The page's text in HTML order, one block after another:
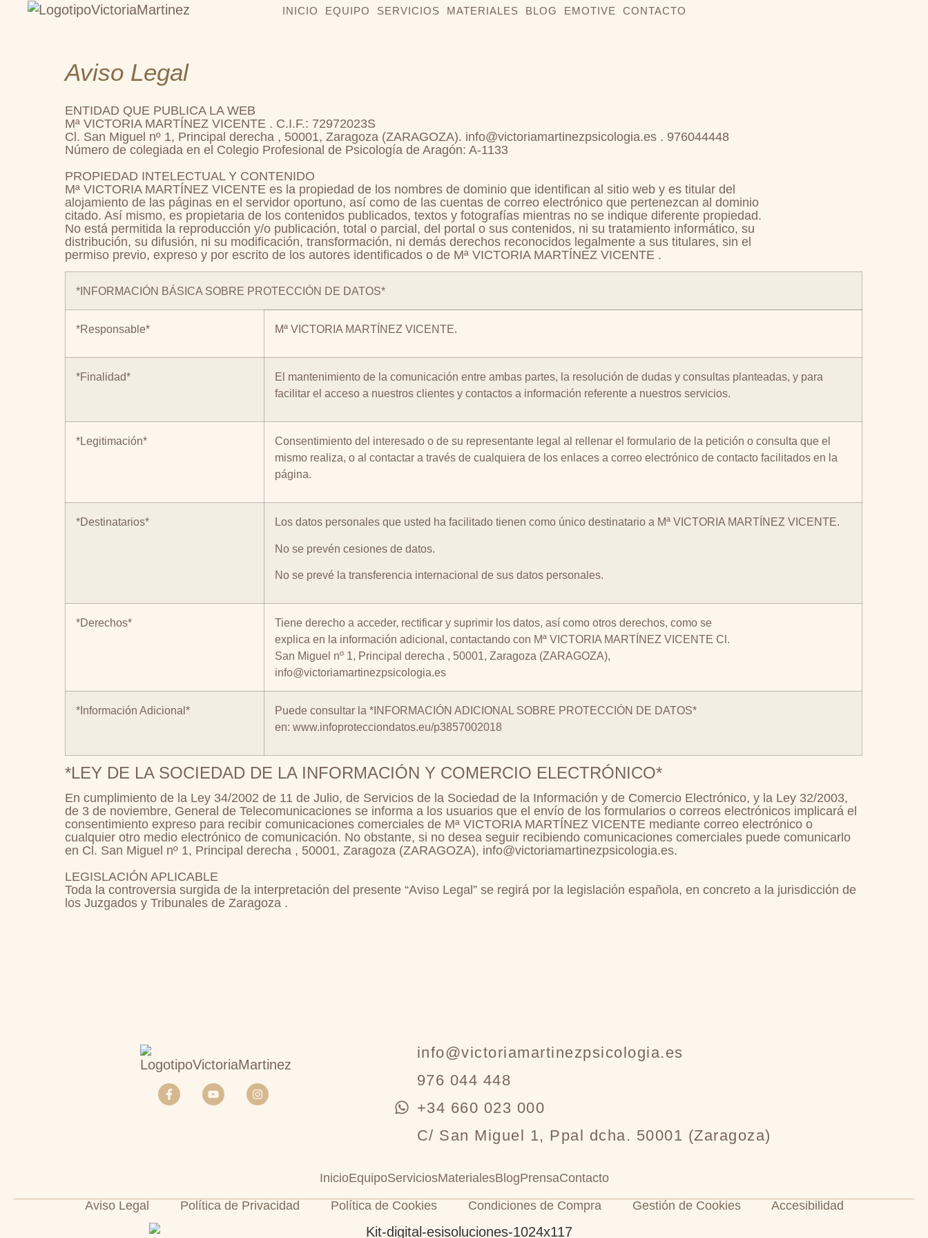
INICIO EQUIPO SERVICIOS MATERIALES BLOG EMOTIVE CONTACTO
Aviso Legal
ENTIDAD QUE PUBLICA LA WEB
Mª VICTORIA MARTÍNEZ VICENTE . C.I.F.: 72972023S
Cl. San Miguel nº 1, Principal derecha , 50001, Zaragoza (ZARAGOZA). info@victoriamartinezpsicologia.es . 976044448
Número de colegiada en el Colegio Profesional de Psicología de Aragón: A-1133
PROPIEDAD INTELECTUAL Y CONTENIDO
Mª VICTORIA MARTÍNEZ VICENTE es la propiedad de los nombres de dominio que identifican al sitio web y es titular del
alojamiento de las páginas en el servidor oportuno, así como de las cuentas de correo electrónico que pertenezcan al dominio
citado. Así mismo, es propietaria de los contenidos publicados, textos y fotografías mientras no se indique diferente propiedad.
No está permitida la reproducción y/o publicación, total o parcial, del portal o sus contenidos, ni su tratamiento informático, su
distribución, su difusión, ni su modificación, transformación, ni demás derechos reconocidos legalmente a sus titulares, sin el
permiso previo, expreso y por escrito de los autores identificados o de Mª VICTORIA MARTÍNEZ VICENTE .
*INFORMACIÓN BÁSICA SOBRE PROTECCIÓN DE DATOS*
*Responsable* Mª VICTORIA MARTÍNEZ VICENTE.
*Finalidad*
El mantenimiento de la comunicación entre ambas partes, la resolución de dudas y consultas planteadas, y para
facilitar el acceso a nuestros clientes y contactos a información referente a nuestros servicios.
*Legitimación*
Consentimiento del interesado o de su representante legal al rellenar el formulario de la petición o consulta que el
mismo realiza, o al contactar a través de cualquiera de los enlaces a correo electrónico de contacto facilitados en la
página.
*Destinatarios* Los datos personales que usted ha facilitado tienen como único destinatario a Mª VICTORIA MARTÍNEZ VICENTE.
No se prevén cesiones de datos.
No se prevé la transferencia internacional de sus datos personales.
*Derechos*
Tiene derecho a acceder, rectificar y suprimir los datos, así como otros derechos, como se
explica en la información adicional, contactando con Mª VICTORIA MARTÍNEZ VICENTE Cl.
San Miguel nº 1, Principal derecha , 50001, Zaragoza (ZARAGOZA),
info@victoriamartinezpsicologia.es
*Información Adicional*
Puede consultar la *INFORMACIÓN ADICIONAL SOBRE PROTECCIÓN DE DATOS*
en:www.infoprotecciondatos.eu/p3857002018
*LEY DE LA SOCIEDAD DE LA INFORMACIÓN Y COMERCIO ELECTRÓNICO*
En cumplimiento de la Ley 34/2002 de 11 de Julio, de Servicios de la Sociedad de la Información y de Comercio Electrónico, y la Ley 32/2003,
de 3 de noviembre, General de Telecomunicaciones se informa a los usuarios que el envío de los formularios o correos electrónicos implicará el
consentimiento expreso para recibir comunicaciones comerciales de Mª VICTORIA MARTÍNEZ VICENTE mediante correo electrónico o
cualquier otro medio electrónico de comunicación. No obstante, si no desea seguir recibiendo comunicaciones comerciales puede comunicarlo
en Cl. San Miguel nº 1, Principal derecha , 50001, Zaragoza (ZARAGOZA), info@victoriamartinezpsicologia.es.
LEGISLACIÓN APLICABLE
Toda la controversia surgida de la interpretación del presente “Aviso Legal” se regirá por la legislación española, en concreto a la jurisdicción de
los Juzgados y Tribunales de Zaragoza .
info@victoriamartinezpsicologia.es
976 044 448
+34 660 023 000
C/ San Miguel 1, Ppal dcha. 50001 (Zaragoza)
InicioEquipoServiciosMaterialesBlogPrensaContacto
Aviso Legal
Política de Privacidad Política de Cookies Condiciones de Compra Gestión de Cookies Accesibilidad